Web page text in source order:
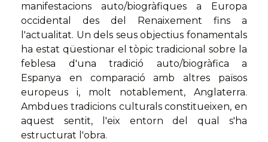
manifestacions auto/biogràfiques a Europa
occidental des del Renaixement fins a
l'actualitat. Un dels seus objectius fonamentals
ha estat qüestionar el tòpic tradicional sobre la
feblesa d'una tradició auto/biogràfica a
Espanya en comparació amb altres països
europeus i, molt notablement, Anglaterra.
Ambdues tradicions culturals constitueixen, en
aquest sentit, l'eix entorn del qual s'ha
estructurat l'obra.